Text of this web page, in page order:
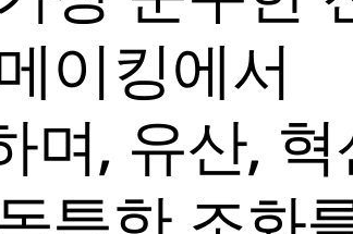
이킹에서
며, 유산, 혁